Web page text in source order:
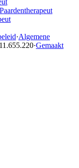
Paardentherapeut
·Algemene
·Gemaakt